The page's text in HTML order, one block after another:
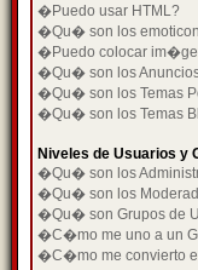
�Puedo usar HTML?
�Qu� son los
�Puedo colocar
�Qu� son los
�Qu� son los Temas
�Qu� son los Temas
Niveles de Usuarios y
�Qu� son los
�Qu� son los
�Qu� son Grupos de
�C�mo me uno a un
�C�mo me convierto